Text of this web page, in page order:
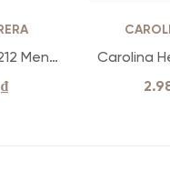
Men
₫
Carolina